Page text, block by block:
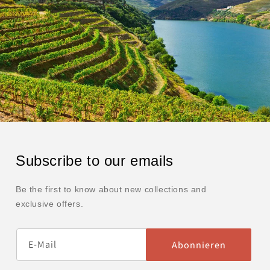
Subscribe to our emails
Be the first to know about new collections and
exclusive offers.
E-Mail Abonnieren